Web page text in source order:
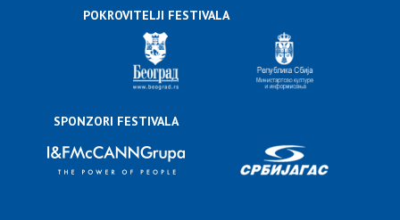
POKROVITELJI FESTIVALA
SPONZORI FESTIVALA